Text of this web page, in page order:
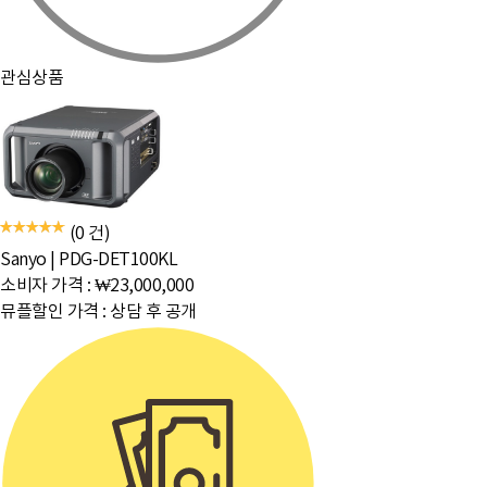
관심상품
(0 건)
Sanyo
PDG-DET100KL
소비자 가격 : ₩23,000,000
뮤플할인 가격 : 상담 후 공개